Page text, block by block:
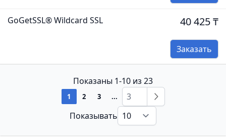
GoGetSSL® Wildcard SSL 40 425 ₸
Заказать
Показаны 1-10 из 23
1 2 3 ...
Показывать